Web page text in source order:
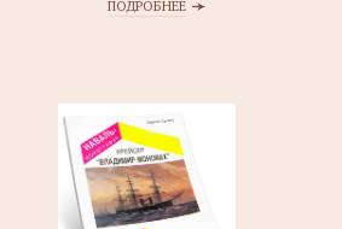
ПОДРОБНЕЕ